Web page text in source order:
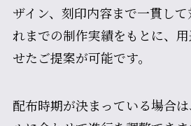
ザイン、刻印内容まで一貫し
れまでの制作実績をもとに、
せたご提案が可能です。
配布時期が決まっている場合